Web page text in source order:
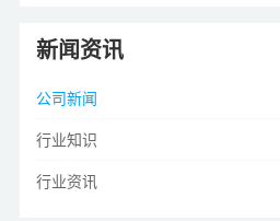
新闻资讯
公司新闻
行业知识
行业资讯